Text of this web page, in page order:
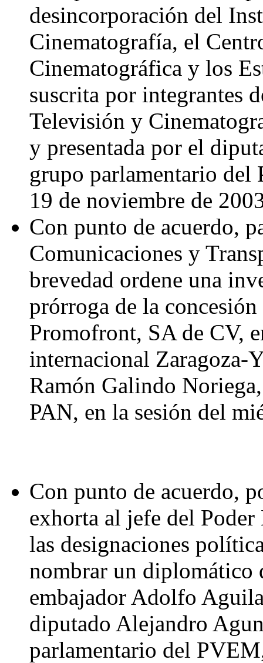
desincorporación del
Cinematografía, el
Cinematográfica y los
suscrita por integrantes
Televisión y
y presentada por el
grupo parlamentario del
19 de noviembre de
Con punto de acuerdo,
Comunicaciones y
brevedad ordene una
prórroga de la
Promofront, SA de CV,
internacional Zaragoza-
Ramón Galindo
PAN, en la sesión del
Con punto de acuerdo,
exhorta al jefe del
las designaciones
nombrar un diplomático
embajador Adolfo
diputado Alejandro
parlamentario del